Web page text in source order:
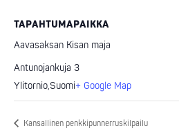
TAPAHTUMAPAIKKA
Aavasaksan Kisan maja
Antunojankuja 3
Ylitornio,Suomi+ Google Map
Kansallinen penkkipunnerruskilpailu